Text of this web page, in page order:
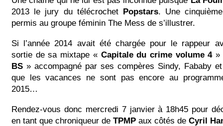
2013 le jury du télécrochet Popstars. Une
permis au groupe féminin The Mess de s’illustrer.
Si l’année 2014 avait été chargée pour le rappeur
sortie de sa mixtape « Capitale du crime volume 4»
BS » accompagné par ses compères Sindy, Fababy
que les vacances ne sont pas encore au
2015…
Rendez-vous donc mercredi 7 janvier à 18h45 pour
en tant que chroniqueur de TPMP aux côtés de Cyril